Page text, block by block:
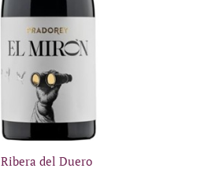
Ribera del Duero